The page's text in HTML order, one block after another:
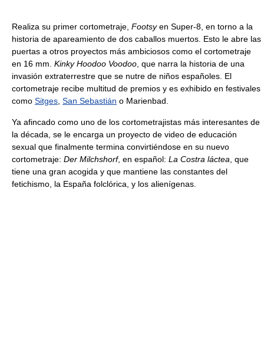
Realiza su primer cortometraje, Footsyen Super-8, en torno a la
historia de apareamiento de dos caballos muertos. Esto le abre las
puertas a otros proyectos más ambiciosos como el cortometraje
en 16 mm. Kinky Hoodoo Voodoo , que narra la historia de una
invasión extraterrestre que se nutre de niños españoles. El
cortometraje recibe multitud de premios y es exhibido en festivales
como Sitges San Sebastián o Marienbad.
Ya afincado como uno de los cortometrajistas más interesantes de
la década, se le encarga un proyecto de video de educación
sexual que finalmente termina convirtiéndose en su nuevo
cortometraje: Der Milchshorf, en español: La Costra láctea , que
tiene una gran acogida y que mantiene las constantes del
fetichismo, la España folclórica, y los alienígenas.